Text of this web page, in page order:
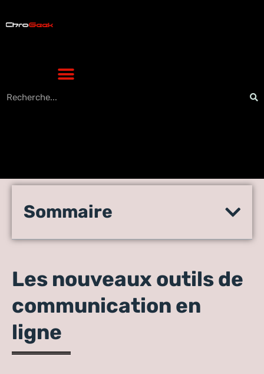
Les révolutions internet que
high-tech
Sommaire
Les nouveaux outils de
communication en
ligne